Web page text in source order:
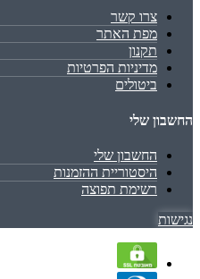
צרו קשר
מפת האתר
תקנון
מדיניות הפרטיות
ביטולים
החשבון שלי
החשבון שלי
היסטוריית ההזמנות
רשימת תפוצה
נגישות